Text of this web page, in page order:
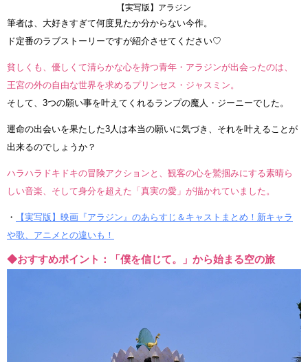
【実写版】アラジン
筆者は、大好きすぎて何度見たか分からない今作。
ド定番のラブストーリーですが紹介させてください♡
貧しくも、優しくて清らかな心を持つ青年・アラジンが出会ったのは、
王宮の外の自由な世界を求めるプリンセス・ジャスミン。
そして、3つの願い事を叶えてくれるランプの魔人・ジーニーでした。
運命の出会いを果たした3人は本当の願いに気づき、それを叶えることが
出来るのでしょうか？
ハラハラドキドキの冒険アクションと、観客の心を鷲掴みにする素晴ら
しい音楽、そして身分を超えた「真実の愛」が描かれていました。
・
【実写版】映画『アラジン』のあらすじ＆キャストまとめ！新キャラ
や歌、アニメとの違いも！
◆おすすめポイント：「僕を信じて。」から始まる空の旅